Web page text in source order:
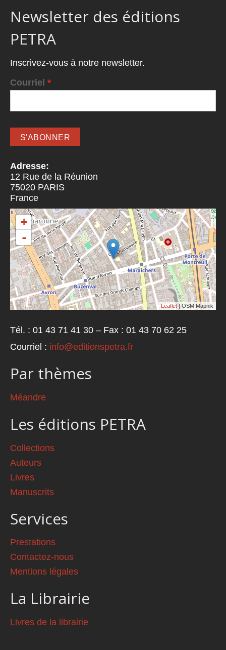
Newsletter des éditions
PETRA
Inscrivez-vous à notre newsletter.
Courriel *
Adresse:
12 Rue de la Réunion
75020 PARIS
France
+
-
Leaflet | OSM Mapnik
Tél. : 01 43 71 41 30 – Fax : 01 43 70 62 25
Courriel : info@editionspetra.fr
Par thèmes
Méandre
Les éditions PETRA
Collections
Auteurs
Livres
Manuscrits
Services
Prestations
Contactez-nous
Mentions légales
La Librairie
Livres de la librairie